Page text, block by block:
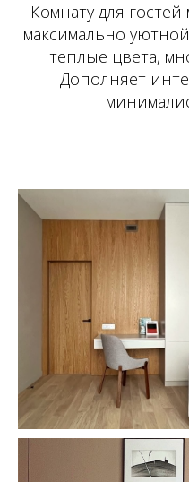
Комнату для
максимально
теплые цвета,
Дополняет